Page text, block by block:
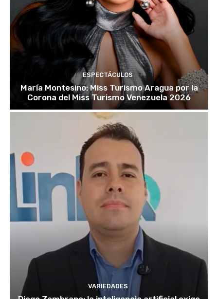
ESPECTÁCULOS
María Montesino: Miss Turismo Aragua por la
Corona del Miss Turismo Venezuela 2026
VARIEDADES